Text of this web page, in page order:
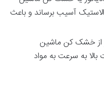
آسیب برساند و باعث
از خشک کن ماشین
بالا به سرعت به مواد